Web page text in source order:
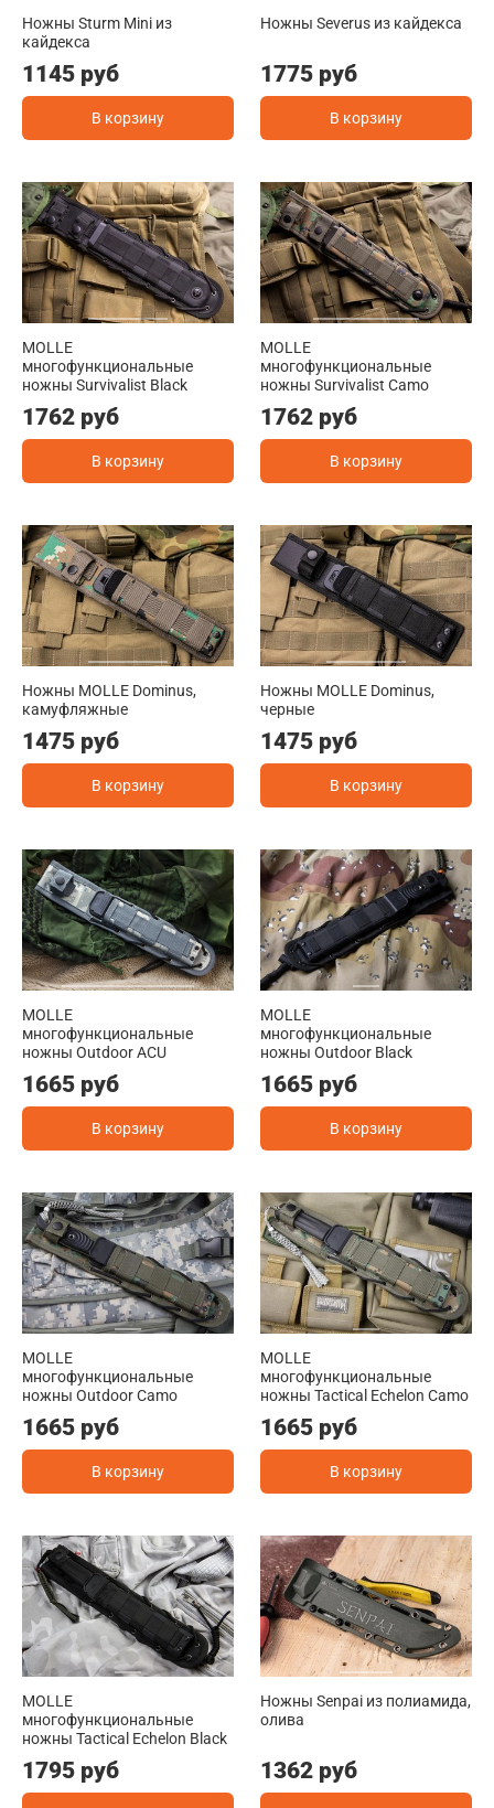
Ножны Sturm Mini из
кайдекса
1145 руб
В корзину
Ножны Severus из кайдекса
1775 руб
В корзину
MOLLE
многофункциональные
ножны Survivalist Black
1762 руб
В корзину
MOLLE
многофункциональные
ножны Survivalist Camo
1762 руб
В корзину
Ножны MOLLE Dominus,
камуфляжные
1475 руб
В корзину
Ножны MOLLE Dominus,
черные
1475 руб
В корзину
MOLLE
многофункциональные
ножны Outdoor ACU
1665 руб
В корзину
MOLLE
многофункциональные
ножны Outdoor Black
1665 руб
В корзину
MOLLE
многофункциональные
ножны Outdoor Camo
1665 руб
В корзину
MOLLE
многофункциональные
ножны Tactical Echelon Camo
1665 руб
В корзину
MOLLE
многофункциональные
ножны Tactical Echelon Black
1795 руб
Ножны Senpai из полиамида,
олива
1362 руб